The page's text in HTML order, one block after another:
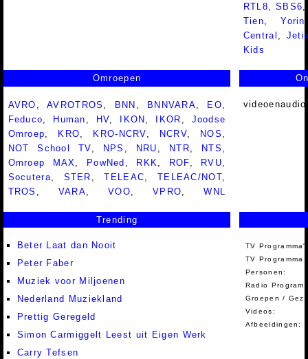
RTL8 ,SBS6
Tien ,Yorin
Central
Kids
Omroepen
AVRO ,AVROTROS BNN BNNVARA EO
Feduco
Human HV IKON IKOR
Joodse
Omroep
KRO KRO-NCRV NCRV NOS
NOT School TV
NPS NRU NTR NTS
Omroep MAX
PowNed RKK ROF RVU
Socutera
STER ,TELEAC TELEAC/NOT
TROS
VARA ,VOO ,VPRO ,WNL
Trending
Beter Laat dan Nooit
Peter Faber
Muziek voor Miljoenen
Nederland Muziekland
Prettig Geregeld
Simon Carmiggelt Leest uit Eigen Werk
Carry Tefsen
TV
TV Programma
Personen:
Radio
Groepen /
Videos:
Afbeeldingen: